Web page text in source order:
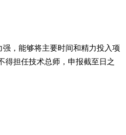
，能够将主要时间和精力投入项
得担任技术总师，申报截至日之